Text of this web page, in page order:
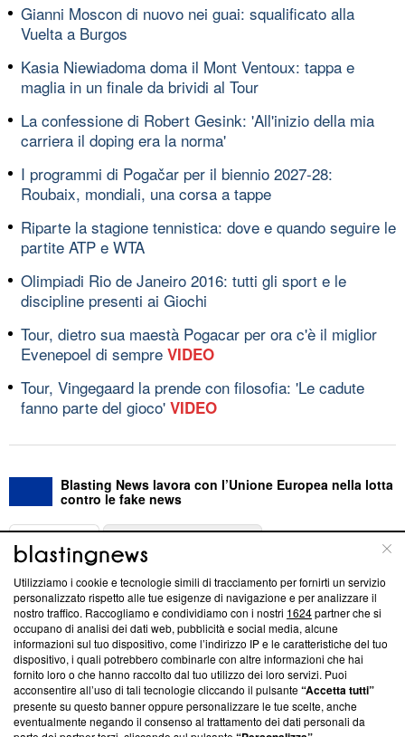
Gianni Moscon di nuovo nei guai: squalificato alla
Vuelta a Burgos
Kasia Niewiadoma doma il Mont Ventoux: tappa e
maglia in un finale da brividi al Tour
La confessione di Robert Gesink: 'All'inizio della mia
carriera il doping era la norma'
I programmi di Pogačar per il biennio 2027-28:
Roubaix, mondiali, una corsa a tappe
Riparte la stagione tennistica: dove e quando seguire le
partite ATP e WTA
Olimpiadi Rio de Janeiro 2016: tutti gli sport e le
discipline presenti ai Giochi
Tour, dietro sua maestà Pogacar per ora c'è il miglior
Evenepoel di sempre VIDEO
Tour, Vingegaard la prende con filosofia: 'Le cadute
fanno parte del gioco' VIDEO
Blasting News lavora con l’Unione Europea nella lotta
contro le fake news
ABOUT
Questa sezione offre informazioni trasparenti su Blasting
News, sui nostri processi editoriali e su come ci impegniamo a
creare news di qualità. Inoltre, afferma la nostra aderenza a
‘Trust Project - News with Integrity’Blasting News non è
ancora membro del programma, ma ha richiesto di farne
parte; Trust Project non ha ancora effettuato una verifica di
conformità agli standard.
Utilizziamo i cookie e tecnologie simili di tracciamento per fornirti un servizio
personalizzato rispetto alle tue esigenze di navigazione e per analizzare il
nostro traffico. Raccogliamo e condividiamo con i nostri 1624partner che si
occupano di analisi dei dati web, pubblicità e social media, alcune
informazioni sul tuo dispositivo, come l’indirizzo IP e le caratteristiche del tuo
dispositivo, i quali potrebbero combinarle con altre informazioni che hai
fornito loro o che hanno raccolto dal tuo utilizzo dei loro servizi. Puoi
acconsentire all’uso di tali tecnologie cliccando il pulsante“Accetta tutti”
presente su questo banner oppure personalizzare le tue scelte, anche
eventualmente negando il consenso al trattamento dei dati personali da